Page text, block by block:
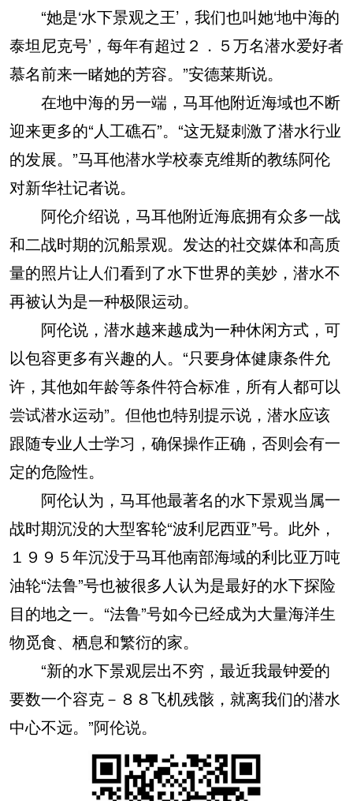
“她是‘水下景观之王’，我们也叫她‘地中海的
泰坦尼克号’，每年有超过２．５万名潜水爱好者
慕名前来一睹她的芳容。”安德莱斯说。
在地中海的另一端，马耳他附近海域也不断
迎来更多的“人工礁石”。“这无疑刺激了潜水行业
的发展。”马耳他潜水学校泰克维斯的教练阿伦
对新华社记者说。
阿伦介绍说，马耳他附近海底拥有众多一战
和二战时期的沉船景观。发达的社交媒体和高质
量的照片让人们看到了水下世界的美妙，潜水不
再被认为是一种极限运动。
阿伦说，潜水越来越成为一种休闲方式，可
以包容更多有兴趣的人。“只要身体健康条件允
许，其他如年龄等条件符合标准，所有人都可以
尝试潜水运动”。但他也特别提示说，潜水应该
跟随专业人士学习，确保操作正确，否则会有一
定的危险性。
阿伦认为，马耳他最著名的水下景观当属一
战时期沉没的大型客轮“波利尼西亚”号。此外，
１９９５年沉没于马耳他南部海域的利比亚万吨
油轮“法鲁”号也被很多人认为是最好的水下探险
目的地之一。“法鲁”号如今已经成为大量海洋生
物觅食、栖息和繁衍的家。
“新的水下景观层出不穷，最近我最钟爱的
要数一个容克－８８飞机残骸，就离我们的潜水
中心不远。”阿伦说。